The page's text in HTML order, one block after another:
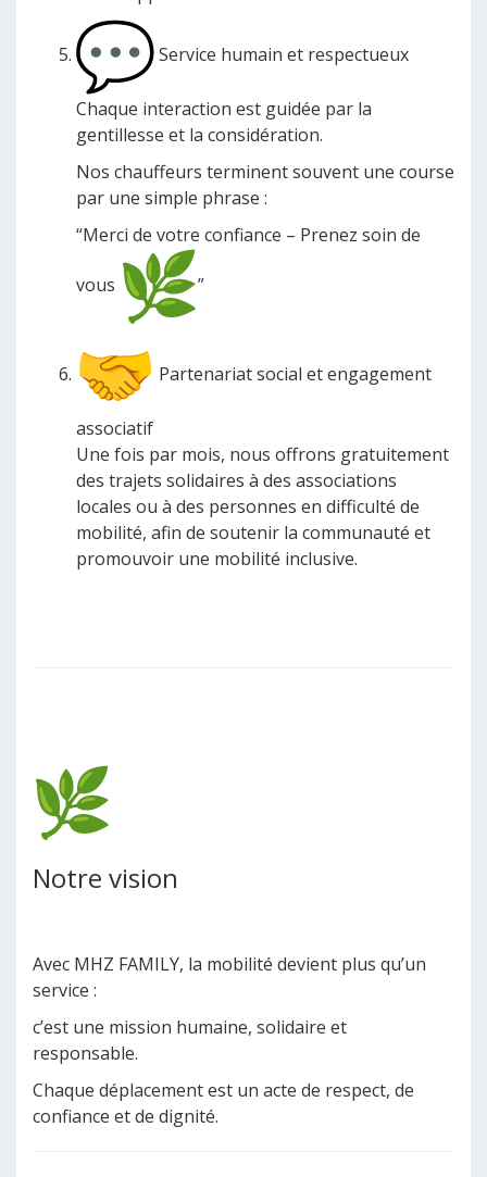
Service humain et respectueux
Chaque interaction est guidée par la
gentillesse et la considération.
Nos chauffeurs terminent souvent une course
par une simple phrase :
“Merci de votre confiance – Prenez soin de
vous ”
Partenariat social et engagement
associatif
Une fois par mois, nous offrons gratuitement
des trajets solidaires à des associations
locales ou à des personnes en difficulté de
mobilité, afin de soutenir la communauté et
promouvoir une mobilité inclusive.
Notre vision
Avec MHZ FAMILY, la mobilité devient plus qu’un
service :
c’est une mission humaine, solidaire et
responsable.
Chaque déplacement est un acte de respect, de
confiance et de dignité.